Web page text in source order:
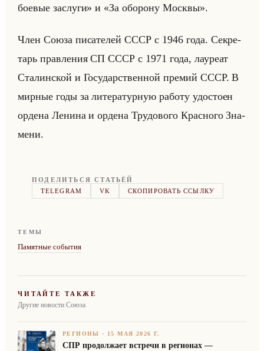
боевые заслуги» и «За оборону Москвы».
Член Союза пи­са­те­лей СССР с 1946 года. Сек­ре­
тарь прав­ле­ния СП СССР с 1971 года, ла­уре­ат
Ста­лин­ской и Го­су­дар­ствен­ной пре­мий СССР. В
мир­ные годы за ли­те­ра­тур­ную ра­бо­ту удо­сто­ен
ор­де­на Ле­ни­на и ор­де­на Тру­до­во­го Крас­но­го Зна­
ме­ни.
ПОДЕЛИТЬСЯ СТАТЬЁЙ
TELEGRAM
VK СКОПИРОВАТЬ ССЫЛКУ
ТЕМЫ
Памятные события
ЧИТАЙТЕ ТАКЖЕ
Другие новости Союза
РЕГИОНЫ · 15 МАЯ 2026 Г.
СПР продолжает встречи в регионах —